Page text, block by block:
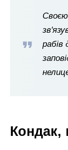
рабів
Кондак,